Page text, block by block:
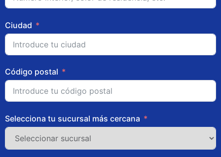
Ciudad
Código postal
Selecciona tu sucursal más cercana